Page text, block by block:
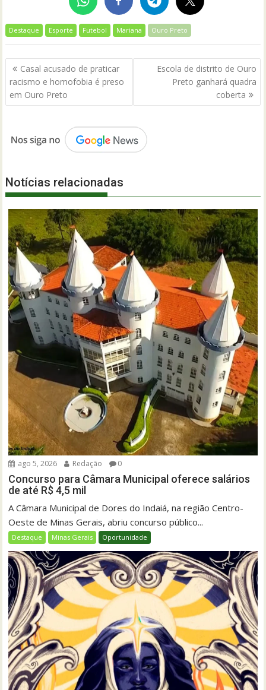
Destaque Esporte Futebol Mariana Ouro Preto
Navegação
de
Post
Casal acusado de praticar
racismo e homofobia é preso
em Ouro Preto
Escola de distrito de Ouro
Preto ganhará quadra
coberta
Notícias relacionadas
ago 5, 2026 Redação 0
Concurso para Câmara Municipal oferece salários
de até R$ 4,5 mil
A Câmara Municipal de Dores do Indaiá, na região Centro-
Oeste de Minas Gerais, abriu concurso público...
Destaque Minas Gerais Oportunidade